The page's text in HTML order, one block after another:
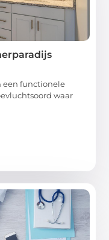
een functionele
waar